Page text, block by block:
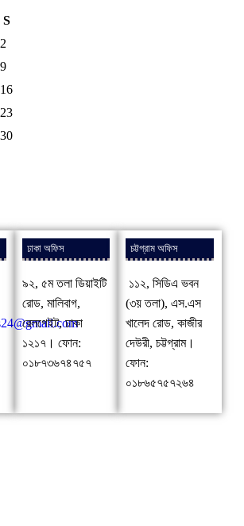
S
2
9
16
23
30
ঢাকা অফিস
৯২, ৫ম তলা ডিয়াইটি
রোড, মালিবাগ,
রেলগেইট, ঢাকা
১২১৭। ফোন:
০১৮৭৩৬৭৪৭৫৭
চট্টগ্রাম অফিস
১১২, সিডিএ ভবন
(৩য় তলা), এস.এস
খালেদ রোড, কাজীর
দেউরী, চট্টগ্রাম।
ফোন:
০১৮৬৫৭৫৭২৬৪